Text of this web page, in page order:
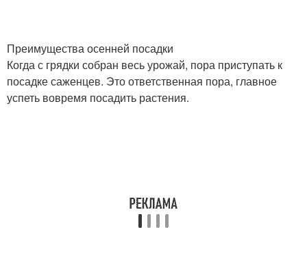
Преимущества осенней посадки
Когда с грядки собран весь урожай, пора приступать к
посадке саженцев. Это ответственная пора, главное
успеть вовремя посадить растения.